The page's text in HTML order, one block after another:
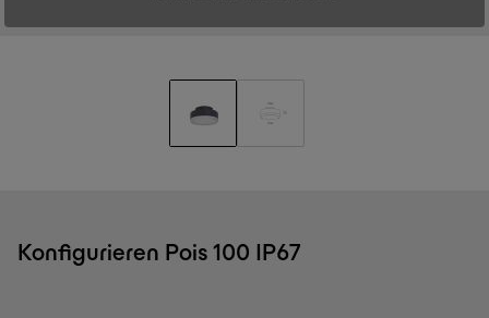
Konfigurieren Pois 100 IP67